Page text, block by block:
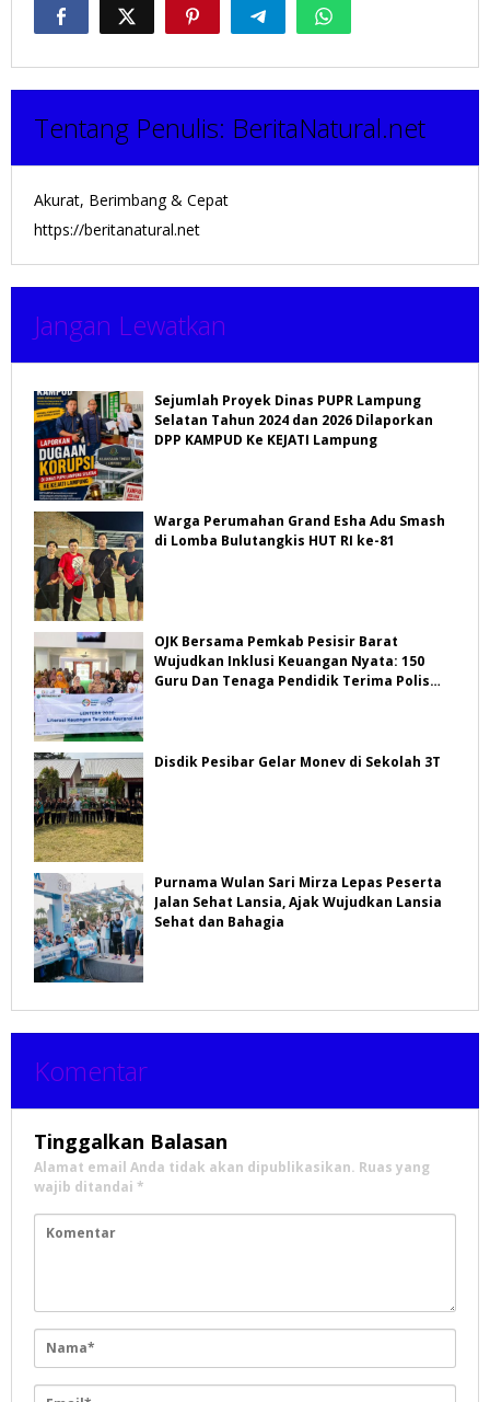
Tentang Penulis: BeritaNatural.net
Akurat, Berimbang & Cepat
https://beritanatural.net
Jangan Lewatkan
Sejumlah Proyek Dinas PUPR Lampung
Selatan Tahun 2024 dan 2026 Dilaporkan
DPP KAMPUD Ke KEJATI Lampung
Warga Perumahan Grand Esha Adu Smash
di Lomba Bulutangkis HUT RI ke-81
OJK Bersama Pemkab Pesisir Barat
Wujudkan Inklusi Keuangan Nyata: 150
Guru Dan Tenaga Pendidik Terima Polis
Disdik Pesibar Gelar Monev di Sekolah 3T
Purnama Wulan Sari Mirza Lepas Peserta
Jalan Sehat Lansia, Ajak Wujudkan Lansia
Sehat dan Bahagia
Komentar
Tinggalkan Balasan
Alamat email Anda tidak akan dipublikasikan. Ruas yang
wajib ditandai *